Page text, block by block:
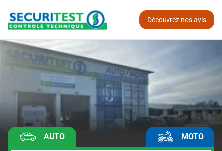
Découvrez nos avis
AUTO MOTO